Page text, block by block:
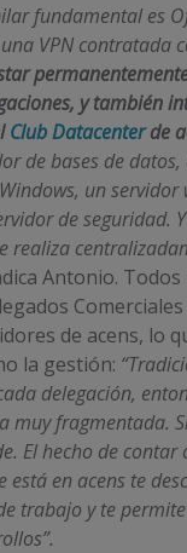
fundamental es
VPN contratada
y también
Club Datacenterde
de bases de
un servidor
de seguridad.
realiza
Antonio.
Comerciales
de acens, lo
la gestión:
delegación,
muy fragmentada.
El hecho de contar
en acens te
trabajo y te